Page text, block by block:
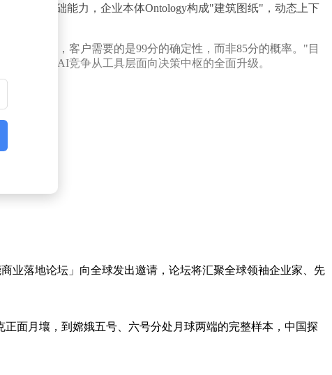
"提供基础能力，企业本体Ontology构成"建筑图纸"，动态上下
策场景中，客户需要的是99分的确定性，而非85分的概率。"目
志着企业AI竞争从工具层面向决策中枢的全面升级。
业落地论坛」向全球发出邀请，论坛将汇聚全球领袖企业家、先
面月壤，到嫦娥五号、六号分处月球两端的完整样本，中国探